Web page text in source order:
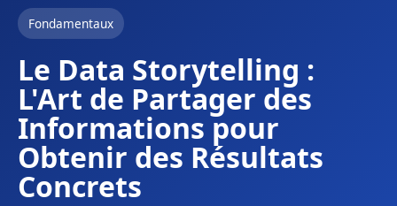
Fondamentaux
Le Data Storytelling :
L'Art de Partager des
Informations pour
Obtenir des Résultats
Concrets